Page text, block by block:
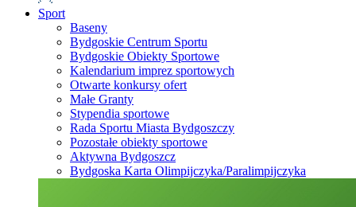
Sport
Baseny
Bydgoskie Centrum Sportu
Bydgoskie Obiekty Sportowe
Kalendarium imprez sportowych
Otwarte konkursy ofert
Małe Granty
Stypendia sportowe
Rada Sportu Miasta Bydgoszczy
Pozostałe obiekty sportowe
Aktywna Bydgoszcz
Bydgoska Karta Olimpijczyka/Paralimpijczyka